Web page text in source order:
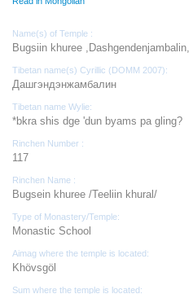
Name(s) of Temple :
Bugsiin khuree ,Dashgendenjambalin,
Tibetan name(s) Cyrillic (DOMM 2007):
Дашгэндэнжамбалин
Tibetan name Wylie:
*bkra shis dge 'dun byams pa gling?
Rinchen Number :
117
Rinchen Name :
Bugsein khuree /Teeliin khural/
Type of Monastery/Temple:
Monastic School
Aimag where the temple is located:
Khövsgöl
Sum where the temple is located: